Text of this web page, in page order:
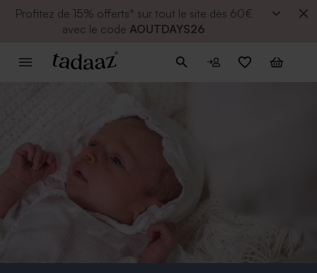
Profitez de 15% offerts* sur tout le site dès 60€
avec le code AOUTDAYS26